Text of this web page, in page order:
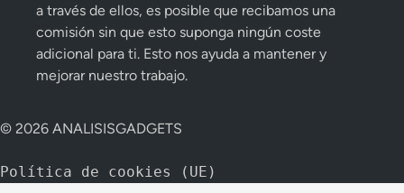
a través de ellos, es posible que recibamos una
comisión sin que esto suponga ningún coste
adicional para ti. Esto nos ayuda a mantener y
mejorar nuestro trabajo.
© 2026 ANALISISGADGETS
Política de cookies (UE)